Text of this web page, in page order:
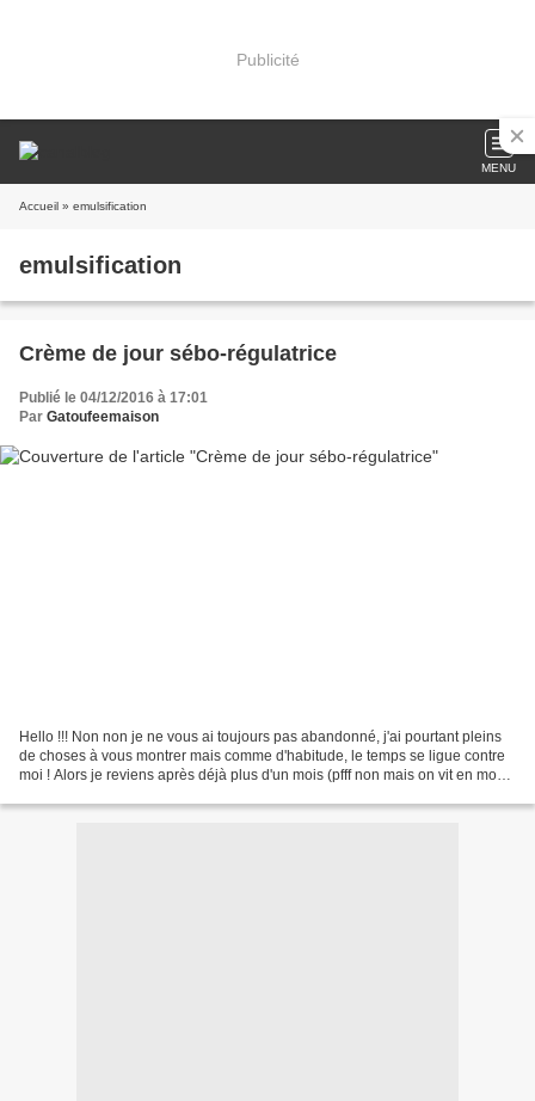
Publicité
MENU
Accueil » emulsification
emulsification
Crème de jour sébo-régulatrice
Publié le 04/12/2016 à 17:01
Par Gatoufeemaison
Hello !!! Non non je ne vous ai toujours pas abandonné, j'ai pourtant pleins
de choses à vous montrer mais comme d'habitude, le temps se ligue contre
moi ! Alors je reviens après déjà plus d'un mois (pfff non mais on vit en mode